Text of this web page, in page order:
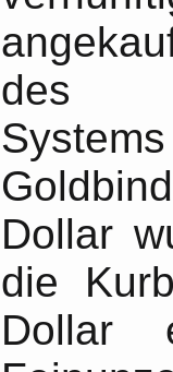
des
Dollar
die
Dollar